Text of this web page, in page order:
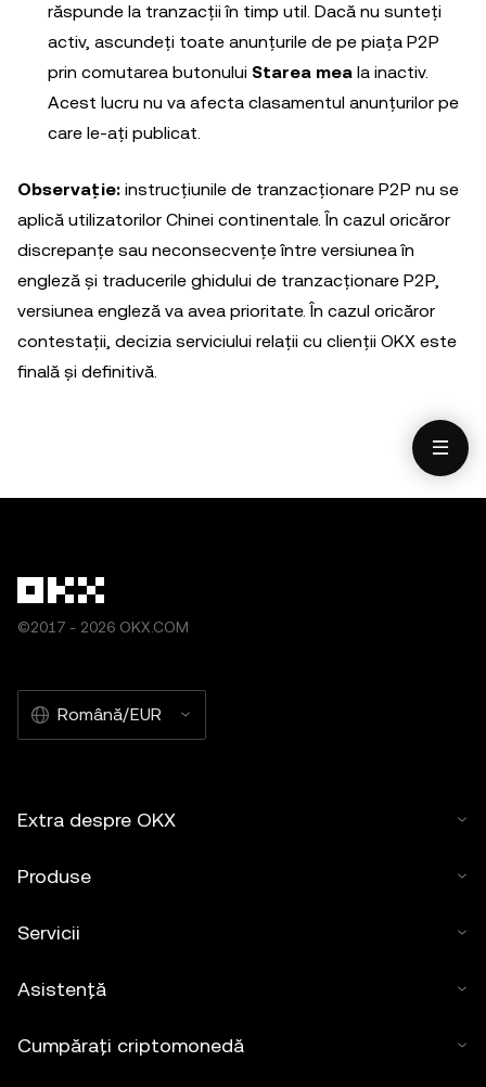
răspunde la tranzacții în timp util. Dacă nu sunteți
activ, ascundeți toate anunțurile de pe piața P2P
prin comutarea butonului Starea mea la inactiv.
Acest lucru nu va afecta clasamentul anunțurilor pe
care le-ați publicat.
Observație: instrucțiunile de tranzacționare P2P nu se
aplică utilizatorilor Chinei continentale. În cazul oricăror
discrepanțe sau neconsecvențe între versiunea în
engleză și traducerile ghidului de tranzacționare P2P,
versiunea engleză va avea prioritate. În cazul oricăror
contestații, decizia serviciului relații cu clienții OKX este
finală și definitivă.
©2017 - 2026 OKX.COM
Română/EUR
Extra despre OKX
Produse
Servicii
Asistență
Cumpărați criptomonedă